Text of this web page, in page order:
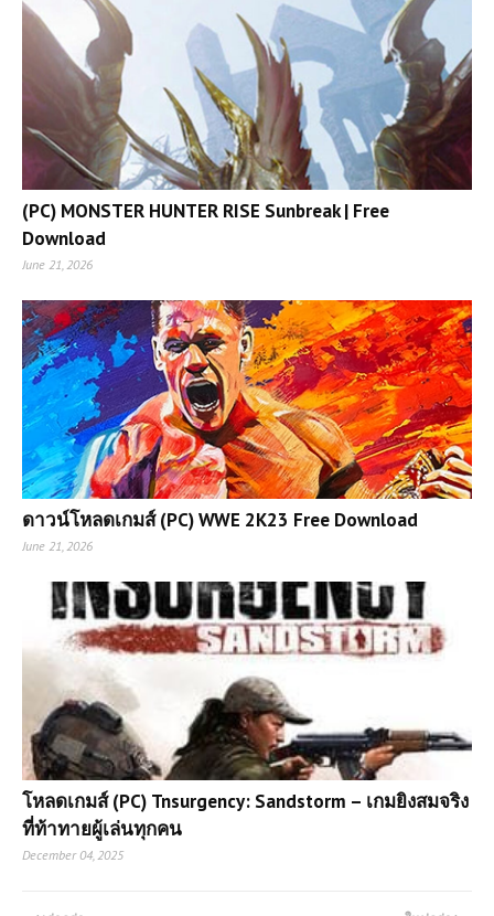
(PC) MONSTER HUNTER RISE Sunbreak | Free
Download
June 21, 2026
ดาวน์โหลดเกมส์ (PC) WWE 2K23 Free Download
June 21, 2026
โหลดเกมส์ (PC) Tnsurgency: Sandstorm – เกมยิงสมจริง
ที่ท้าทายผู้เล่นทุกคน
December 04, 2025